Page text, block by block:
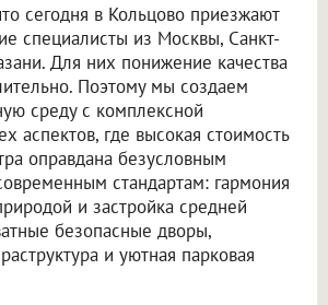
сегодня в Кольцово приезжают
специалисты из Москвы, Санкт-
Для них понижение качества
Поэтому мы создаем
среду с комплексной
аспектов, где высокая стоимость
оправдана безусловным
стандартам: гармония
и застройка средней
безопасные дворы,
и уютная парковая